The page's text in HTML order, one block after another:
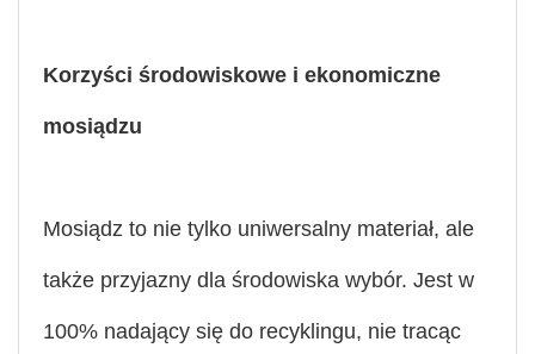
Korzyści środowiskowe i ekonomiczne
mosiądzu
Mosiądz to nie tylko uniwersalny materiał, ale
także przyjazny dla środowiska wybór. Jest w
100% nadający się do recyklingu, nie tracąc